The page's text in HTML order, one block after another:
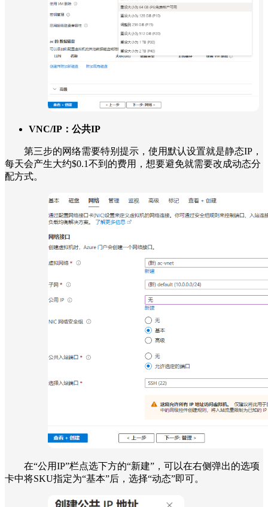
VNC/IP： 公共IP
第三步的网络需要特别提示，使用默认设置就是静态IP，
每天会产生大约$0.1不到的费用，想要避免就需要改成动态分
配方式。
在“公用IP”栏点选下方的“新建”，可以在右侧弹出的选项
卡中将SKU指定为“基本”后，选择“动态”即可。